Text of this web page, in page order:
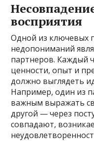
восприятия
Одной из ключевых
недопониманий
партнеров. Каждый
ценности, опыт и
должно выглядеть
Например, один из
важным выражать
другой — через
совпадают,